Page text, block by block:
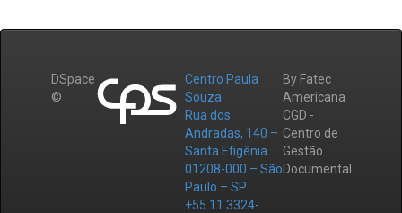
DSpace
©
Centro Paula
Souza
Rua dos
Andradas, 140 –
Santa Efigênia
01208-000 – São
Paulo – SP
+55 11 3324-
By Fatec
Americana
CGD -
Centro de
Gestão
Documental